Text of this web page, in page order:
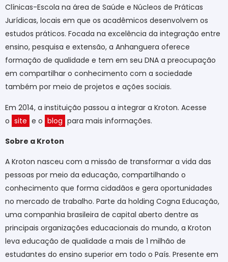
Clínicas-Escola na área de Saúde e Núcleos de Práticas
Jurídicas, locais em que os acadêmicos desenvolvem os
estudos práticos. Focada na excelência da integração entre
ensino, pesquisa e extensão, a Anhanguera oferece
formação de qualidade e tem em seu DNA a preocupação
em compartilhar o conhecimento com a sociedade
também por meio de projetos e ações sociais.
Em 2014, a instituição passou a integrar a Kroton. Acesse
o site e o blog para mais informações.
Sobre a Kroton
A Kroton nasceu com a missão de transformar a vida das
pessoas por meio da educação, compartilhando o
conhecimento que forma cidadãos e gera oportunidades
no mercado de trabalho. Parte da holding Cogna Educação,
uma companhia brasileira de capital aberto dentre as
principais organizações educacionais do mundo, a Kroton
leva educação de qualidade a mais de 1 milhão de
estudantes do ensino superior em todo o País. Presente em